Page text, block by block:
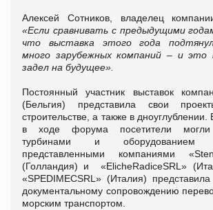
Алексей Сотников, владелец
«Если сравнивать с предыдущими
что выставка этого года
много зарубежных компаний – и
задел на будущее».
Постоянный участник выставок
(Бельгия) представила свои
строительстве, а также в
в ходе форума посетители могли
турбинами и
представленными компаниями
(Голландия) и «ElicheRadiceSRL»
«SPEDIMECSRL» (Италия)
документальному сопровождению
морским транспортом.